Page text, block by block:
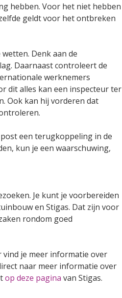
hebben. Voor het niet hebben
geldt voor het ontbreken
Denk aan de
Daarnaast controleert de
werknemers
dit alles kan een inspecteur ter
Ook kan hij vorderen dat
een terugkoppeling in de
kun je een waarschuwing,
Je kunt je voorbereiden
en Stigas. Dat zijn voor
rondom goed
vind je meer informatie over
naar meer informatie over
op deze pagina van Stigas.